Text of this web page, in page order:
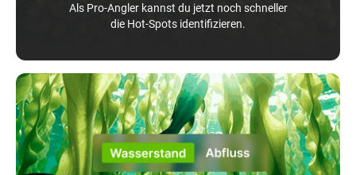
Als Pro-Angler kannst du jetzt noch schneller
die Hot-Spots identifizieren.